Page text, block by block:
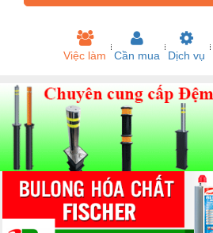
Việc làm Cần mua Dịch vụ